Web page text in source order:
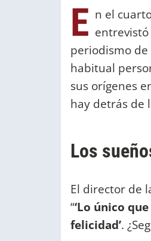
E n el
entrevistó
periodismo
habitual
sus orígenes
hay detrás de
Los
El director de
“‘Lo único
felicidad’.